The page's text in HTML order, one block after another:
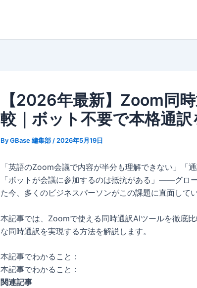
【2026年最新】Zoom同
較｜ボット不要で本格通
ByGBase 編集部 / 2026年5月19日
「英語のZoom会議で内容が半分も理解できない」「
「ボットが会議に参加するのは抵抗がある」——グロ
た今、多くのビジネスパーソンがこの課題に直面してい
本記事では、Zoomで使える同時通訳AIツールを徹底
な同時通訳を実現する方法を解説します。
本記事でわかること：
本記事でわかること：
関連記事